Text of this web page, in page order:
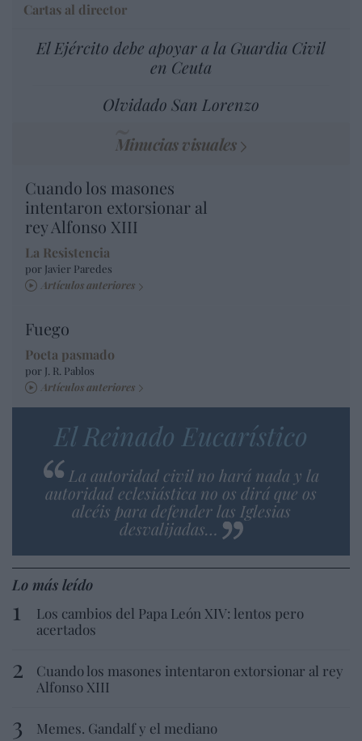
Cartas al director
El Ejército debe apoyar a la Guardia Civil
en Ceuta
Olvidado San Lorenzo
Minucias visuales
Cuando los masones
intentaron extorsionar al
rey Alfonso XIII
La Resistencia
por Javier Paredes
Artículos anteriores
Fuego
Poeta pasmado
por J. R. Pablos
Artículos anteriores
El Reinado Eucarístico
La autoridad civil no hará nada y la
autoridad eclesiástica no os dirá que os
alcéis para defender las Iglesias
desvalijadas…
Lo más leído
Los cambios del Papa León XIV: lentos pero
acertados
Cuando los masones intentaron extorsionar al rey
Alfonso XIII
Memes. Gandalf y el mediano